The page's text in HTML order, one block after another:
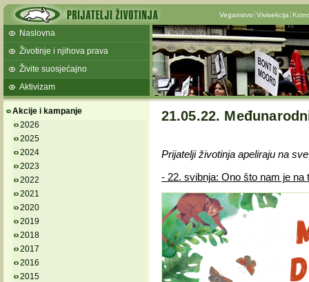
Veganstvo Vivisekcija
Naslovna
Životinje i njihova prava
Živite suosjećajno
Aktivizam
Akcije i kampanje
2026
2025
2024
2023
2022
2021
2020
2019
2018
2017
2016
2015
21.05.22.
Prijatelji životinja apeliraju na
- 22. svibnja: Ono što nam je